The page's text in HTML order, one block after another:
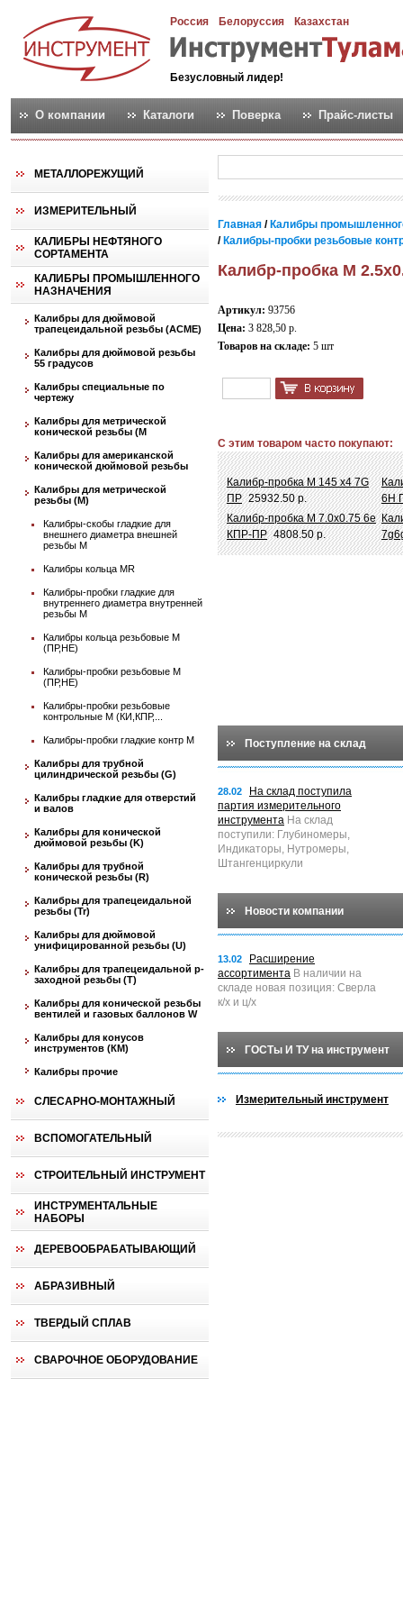
Россия Белоруссия Казахстан
Безусловный лидер!
О компании Каталоги Поверка Прайс-листы
МЕТАЛЛОРЕЖУЩИЙ
ИЗМЕРИТЕЛЬНЫЙ
КАЛИБРЫ НЕФТЯНОГО
СОРТАМЕНТА
КАЛИБРЫ ПРОМЫШЛЕННОГО
НАЗНАЧЕНИЯ
Калибры для дюймовой
трапецеидальной резьбы (АСМЕ)
Калибры для дюймовой резьбы
55 градусов
Калибры специальные по
чертежу
Калибры для метрической
конической резьбы (М
Калибры для американской
конической дюймовой резьбы
Калибры для метрической
резьбы (М)
Калибры-скобы гладкие для
внешнего диаметра внешней
резьбы М
Калибры кольца MR
Калибры-пробки гладкие для
внутреннего диаметра внутренней
резьбы М
Калибры кольца резьбовые М
(ПР,НЕ)
Калибры-пробки резьбовые М
(ПР,НЕ)
Калибры-пробки резьбовые
контрольные М (КИ,КПР,...
Калибры-пробки гладкие контр М
Калибры для трубной
цилиндрической резьбы (G)
Калибры гладкие для отверстий
и валов
Калибры для конической
дюймовой резьбы (K)
Калибры для трубной
конической резьбы (R)
Калибры для трапецеидальной
резьбы (Tr)
Калибры для дюймовой
унифицированной резьбы (U)
Калибры для трапецеидальной p-
заходной резьбы (T)
Калибры для конической резьбы
вентилей и газовых баллонов W
Калибры для конусов
инструментов (КМ)
Калибры прочие
СЛЕСАРНО-МОНТАЖНЫЙ
ВСПОМОГАТЕЛЬНЫЙ
СТРОИТЕЛЬНЫЙ ИНСТРУМЕНТ
ИНСТРУМЕНТАЛЬНЫЕ
НАБОРЫ
ДЕРЕВООБРАБАТЫВАЮЩИЙ
АБРАЗИВНЫЙ
ТВЕРДЫЙ СПЛАВ
СВАРОЧНОЕ ОБОРУДОВАНИЕ
Главная / Калибры
/ Калибры-пробки резьбовые
Калибр-пробка М
Артикул: 93756
Цена: 3 828,50 р.
Товаров на складе: 5 шт
С этим товаром часто покупают:
Калибр-пробка М 145 х4 7G
ПР 25932.50 р.
6Н
Калибр-пробка М 7.0х0.75 6e
КПР-ПР 4808.50 р.
Поступление на склад
28.02
На склад поступила
партия измерительного
инструмента На склад
поступили: Глубиномеры,
Индикаторы, Нутромеры,
Штангенциркули
Новости компании
13.02
Расширение
ассортимента В наличии на
складе новая позиция: Сверла
к/х и ц/х
ГОСТы И ТУ на инструмент
Измерительный инструмент